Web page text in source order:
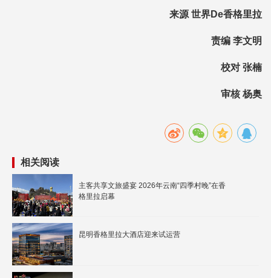
来源 世界De香格里拉
责编 李文明
校对 张楠
审核 杨奥
相关阅读
主客共享文旅盛宴 2026年云南“四季村晚”在香
格里拉启幕
昆明香格里拉大酒店迎来试运营